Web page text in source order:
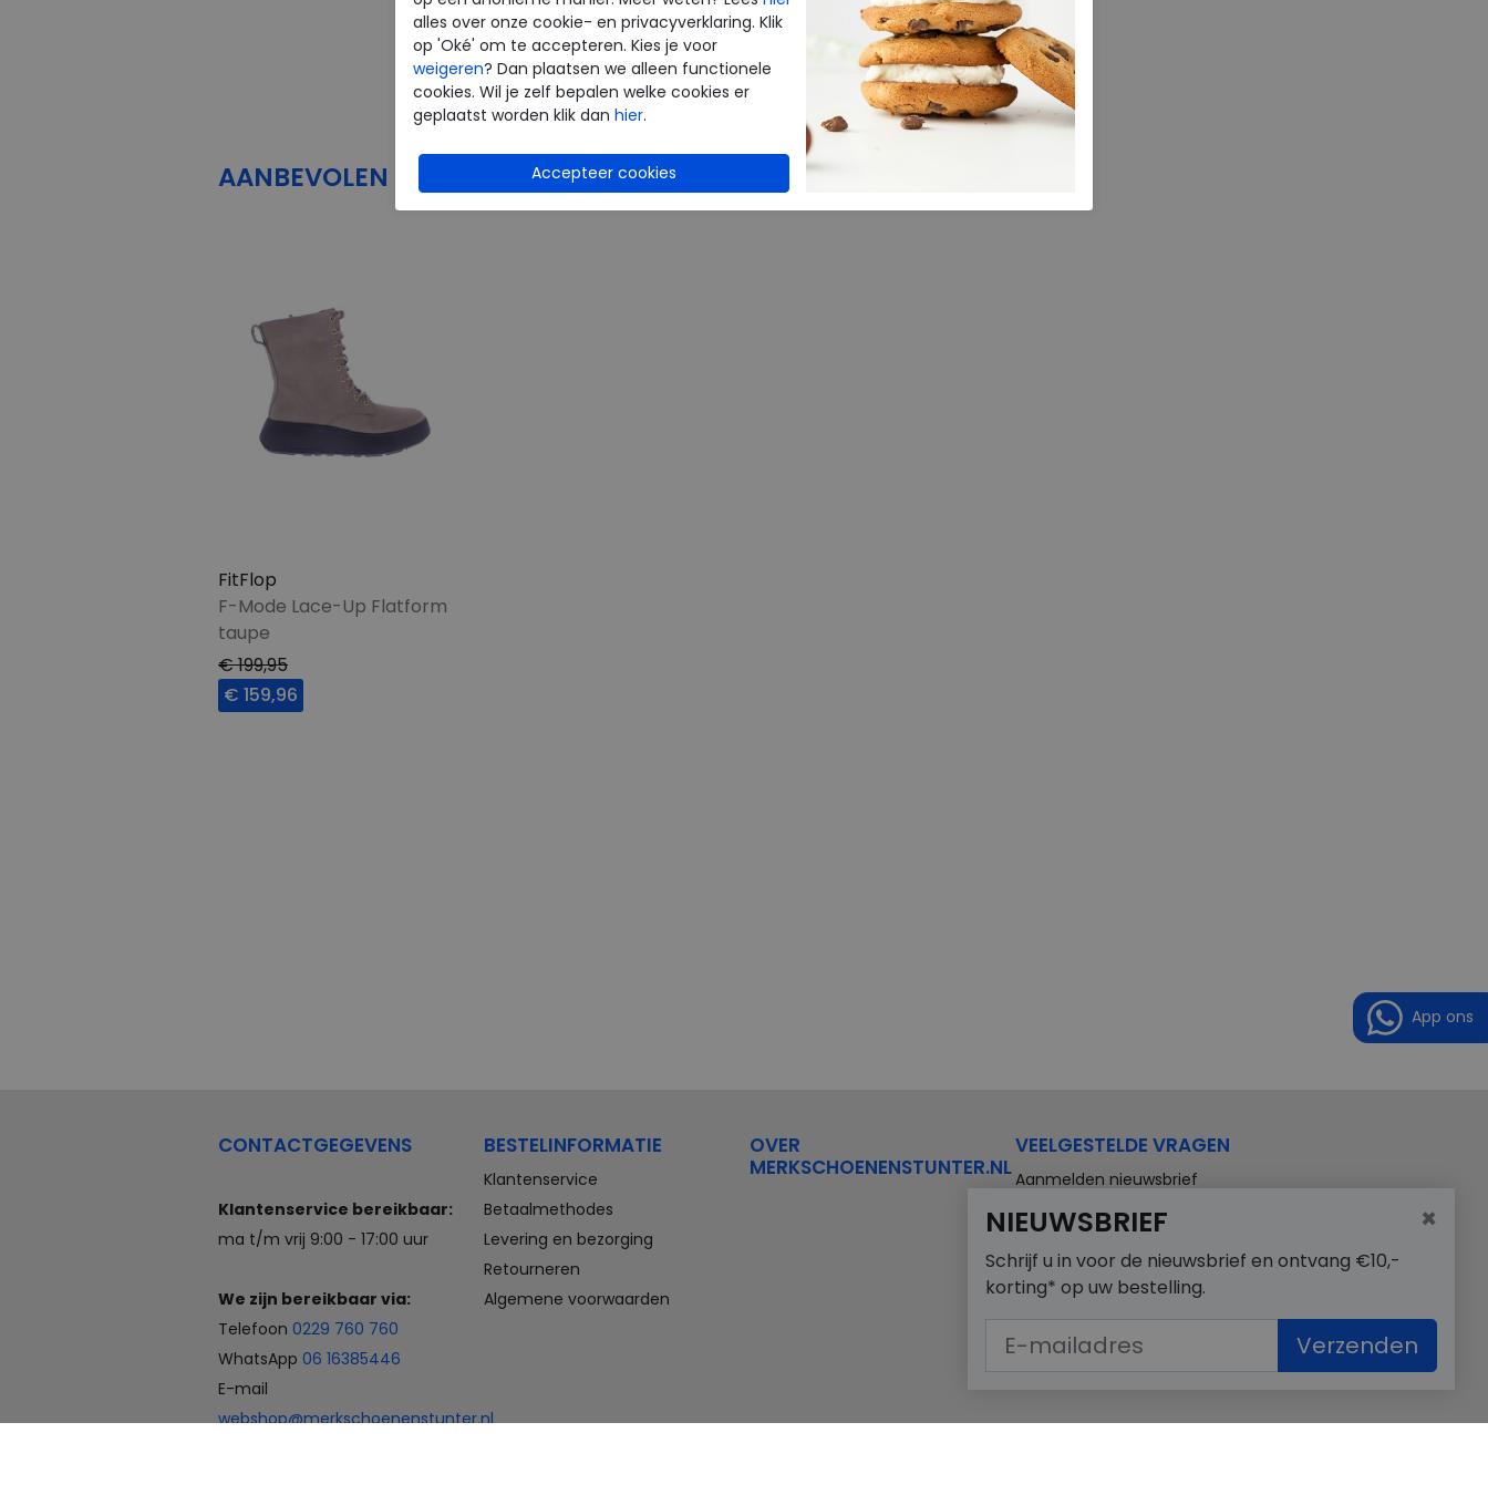
Materiaal
Leer
Uitneembaar
voetbed
nee
AANBEVOLEN PRODUCTEN
FitFlop
F-Mode Lace-Up Flatform
taupe
€ 199,95
€ 159,96
CONTACTGEGEVENS
Klantenservice bereikbaar:
ma t/m vrij 9:00 - 17:00 uur
We zijn bereikbaar via:
Telefoon 0229 760 760
WhatsApp 06 16385446
E-mail
webshop@merkschoenenstunter.nl
BESTELINFORMATIE
Klantenservice
Betaalmethodes
Levering en bezorging
Retourneren
Algemene voorwaarden
OVER
MERKSCHOENENSTUNTER.NL
VEELGESTELDE VRAGEN
Aanmelden nieuwsbrief
App ons
×
NIEUWSBRIEF
Schrijf u in voor de nieuwsbrief en ontvang €10,-
korting* op uw bestelling.
Verzenden
alles over onze cookie- en privacyverklaring. Klik
op 'Oké' om te accepteren. Kies je voor
weigeren? Dan plaatsen we alleen functionele
cookies. Wil je zelf bepalen welke cookies er
geplaatst worden klik dan hier.